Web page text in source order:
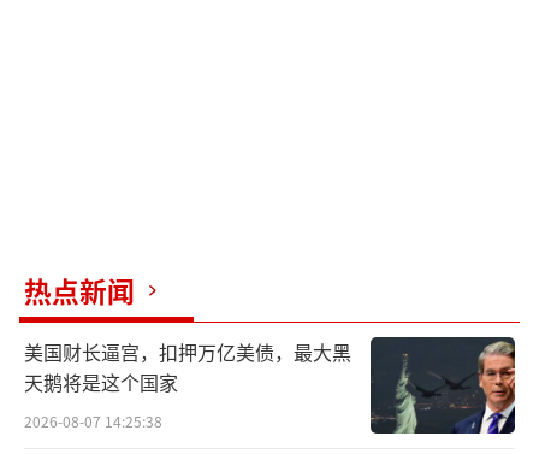
未来一旦利益冲突出现，高市早苗的执政稳定
性将受到冲击。此外，自民党与公明党组成的
执政联盟在最近的选举中接连失利，失去了国
会两院多数席位，成为少数执政党。因此，高
市早苗提出的经济刺激法案、防卫预算案等重
热点新闻
美国财长逼宫，扣押万亿美债，最大黑
天鹅将是这个国家
2026-08-07 14:25:38